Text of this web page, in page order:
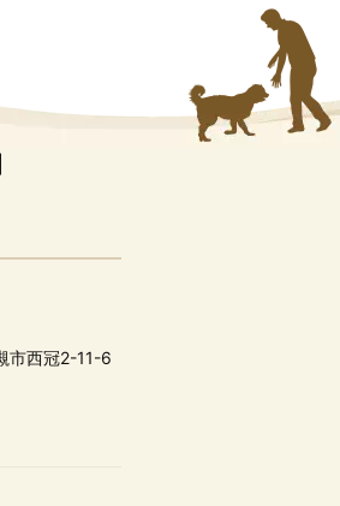
市西冠2-11-6